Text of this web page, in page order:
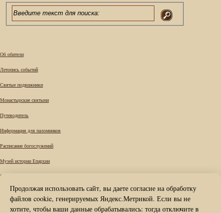
Об обители
Летопись событий
Святые подвижники
Монастырские святыни
Путеводитель
Информация для паломников
Расписание богослужений
Музей истории Епархии
Требы
Вопрос к наместнику
Продолжая использовать сайт, вы даете согласие на обработку
файлов cookie, генерируемых Яндекс.Метрикой. Если вы не
хотите, чтобы ваши данные обрабатывались: тогда отключите в